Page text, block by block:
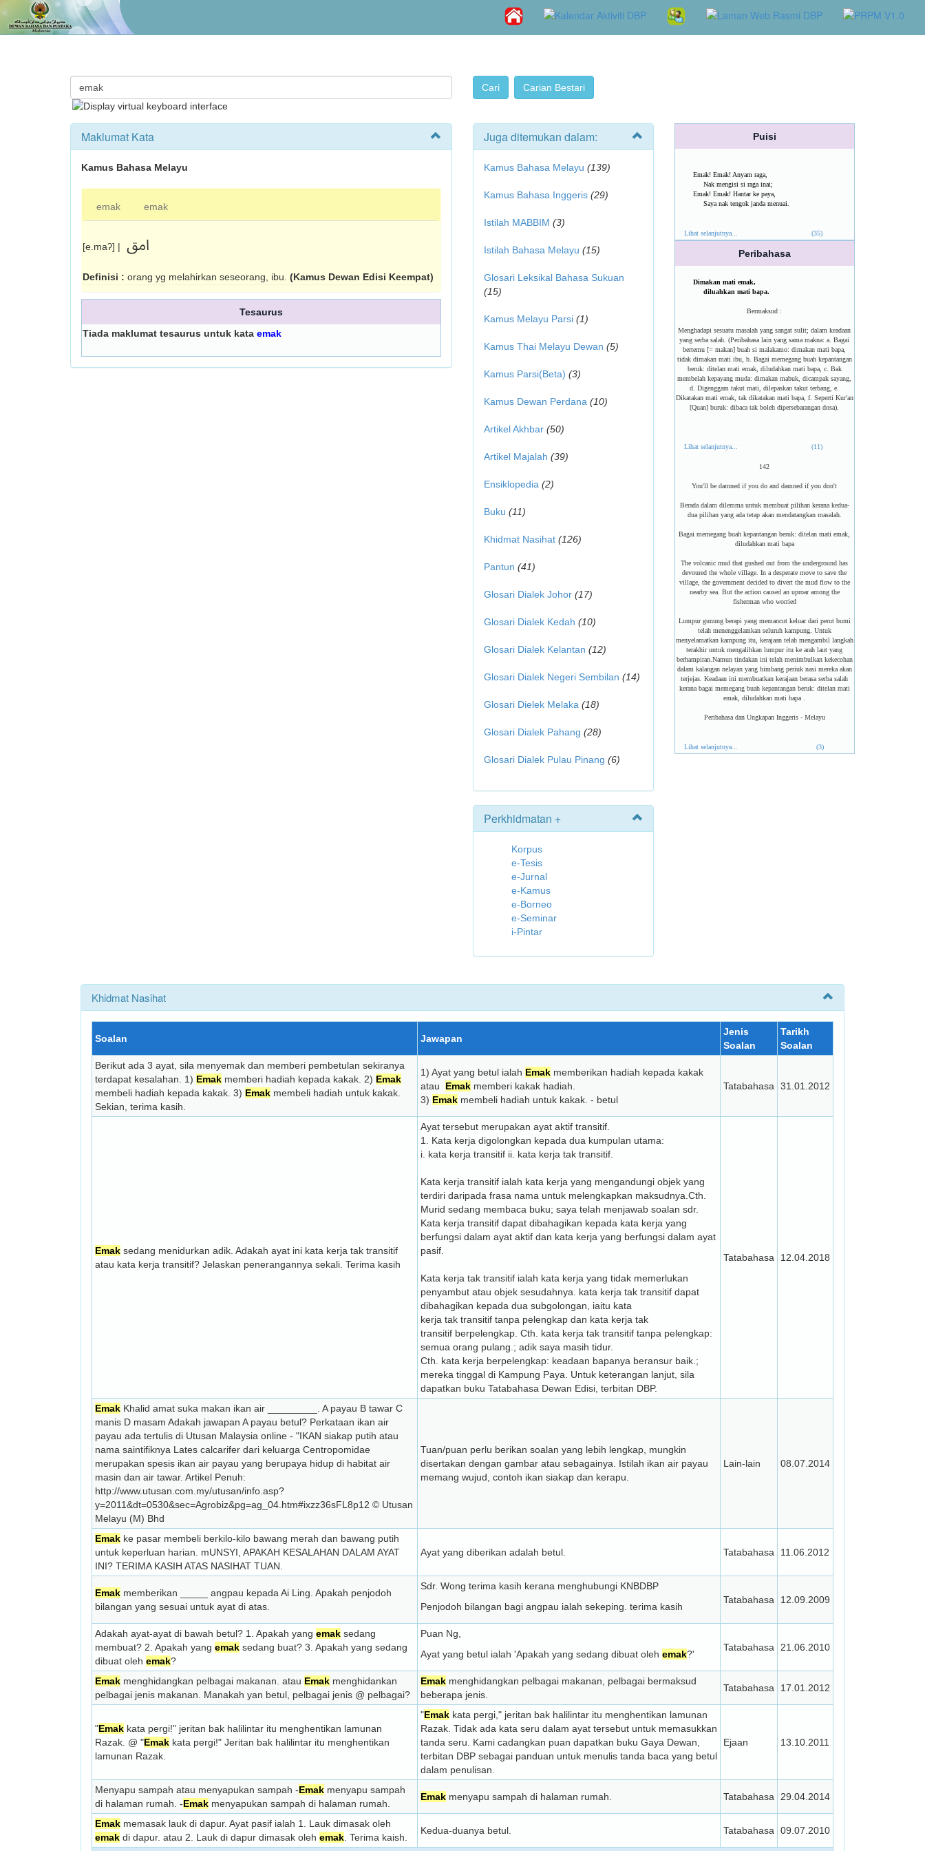
Maklumat Kata
Kamus Bahasa Melayu
emak emak
[e.maʔ] | امق
Definisi : orang yg melahirkan seseorang, ibu. (Kamus Dewan Edisi Keempat)
Tesaurus
Tiada maklumat tesaurus untuk kata emak
Juga ditemukan dalam:
Kamus Bahasa Melayu (139)
Kamus Bahasa Inggeris (29)
Istilah MABBIM (3)
Istilah Bahasa Melayu (15)
Glosari Leksikal Bahasa Sukuan
(15)
Kamus Melayu Parsi (1)
Kamus Thai Melayu Dewan (5)
Kamus Parsi(Beta) (3)
Kamus Dewan Perdana (10)
Artikel Akhbar (50)
Artikel Majalah (39)
Ensiklopedia (2)
Buku (11)
Khidmat Nasihat (126)
Pantun (41)
Glosari Dialek Johor (17)
Glosari Dialek Kedah (10)
Glosari Dialek Kelantan (12)
Glosari Dialek Negeri Sembilan (14)
Glosari Dielek Melaka (18)
Glosari Dialek Pahang (28)
Glosari Dialek Pulau Pinang (6)
Perkhidmatan +
Korpus
e-Tesis
e-Jurnal
e-Kamus
e-Borneo
e-Seminar
i-Pintar
Puisi
Emak! Emak! Anyam raga,
Nak mengisi si raga inai;
Emak! Emak! Hantar ke paya,
Saya nak tengok janda menuai.
Lihat selanjutnya... (35)
Peribahasa
Dimakan mati emak,
diluahkan mati bapa.
Bermaksud :
Menghadapi sesuatu masalah yang sangat sulit; dalam keadaan
yang serba salah. (Peribahasa lain yang sama makna: a. Bagai
bertemu [= makan] buah si malakamo: dimakan mati bapa,
tidak dimakan mati ibu, b. Bagai memegang buah kepantangan
beruk: ditelan mati emak, diludahkan mati bapa, c. Bak
membelah kepayang muda: dimakan mabuk, dicampak sayang,
d. Digenggam takut mati, dilepaskan takut terbang, e.
Dikatakan mati emak, tak dikatakan mati bapa, f. Seperti Kur'an
[Quan] buruk: dibaca tak boleh dipersebarangan dosa).
Lihat selanjutnya... (11)
142
You'll be damned if you do and damned if you don't
Berada dalam dilemma untuk membuat pilihan kerana kedua-
dua pilihan yang ada tetap akan mendatangkan masalah.
Bagai memegang buah kepantangan beruk: ditelan mati emak,
diludahkan mati bapa
The volcanic mud that gushed out from the underground has
devoured the whole village. In a desperate move to save the
village, the government decided to divert the mud flow to the
nearby sea. But the action caused an uproar among the
fisherman who worried
Lumpur gunung berapi yang memancut keluar dari perut bumi
telah menenggelamkan seluruh kampung. Untuk
menyelamatkan kampung itu, kerajaan telah mengambil langkah
terakhir untuk mengalihkan lumpur itu ke arah laut yang
berhampiran.Namun tindakan ini telah menimbulkan kekecohan
dalam kalangan nelayan yang bimbang periuk nasi mereka akan
terjejas. Keadaan ini membuatkan kerajaan berasa serba salah
kerana bagai memegang buah kepantangan beruk: ditelan mati
emak, diludahkan mati bapa .
Peribahasa dan Ungkapan Inggeris - Melayu
Lihat selanjutnya... (3)
Khidmat Nasihat
Soalan Jawapan
Jenis
Soalan
Tarikh
Soalan
Berikut ada 3 ayat, sila menyemak dan memberi pembetulan sekiranya
terdapat kesalahan. 1) Emak memberi hadiah kepada kakak. 2) Emak
membeli hadiah kepada kakak. 3) Emak membeli hadiah untuk kakak.
Sekian, terima kasih.
1) Ayat yang betul ialah Emak memberikan hadiah kepada kakak
atau Emak memberi kakak hadiah.
3) Emak membeli hadiah untuk kakak. - betul
Tatabahasa 31.01.2012
Emak sedang menidurkan adik. Adakah ayat ini kata kerja tak transitif
atau kata kerja transitif? Jelaskan penerangannya sekali. Terima kasih
Ayat tersebut merupakan ayat aktif transitif.
1. Kata kerja digolongkan kepada dua kumpulan utama:
i. kata kerja transitif ii. kata kerja tak transitif.
Kata kerja transitif ialah kata kerja yang mengandungi objek yang
terdiri daripada frasa nama untuk melengkapkan maksudnya.Cth.
Murid sedang membaca buku; saya telah menjawab soalan sdr.
Kata kerja transitif dapat dibahagikan kepada kata kerja yang
berfungsi dalam ayat aktif dan kata kerja yang berfungsi dalam ayat
pasif.
Kata kerja tak transitif ialah kata kerja yang tidak memerlukan
penyambut atau objek sesudahnya. kata kerja tak transitif dapat
dibahagikan kepada dua subgolongan, iaitu kata
kerja tak transitif tanpa pelengkap dan kata kerja tak
transitif berpelengkap. Cth. kata kerja tak transitif tanpa pelengkap:
semua orang pulang.; adik saya masih tidur.
Cth. kata kerja berpelengkap: keadaan bapanya beransur baik.;
mereka tinggal di Kampung Paya. Untuk keterangan lanjut, sila
dapatkan buku Tatabahasa Dewan Edisi, terbitan DBP.
Tatabahasa 12.04.2018
Emak Khalid amat suka makan ikan air _________. A payau B tawar C
manis D masam Adakah jawapan A payau betul? Perkataan ikan air
payau ada tertulis di Utusan Malaysia online - "IKAN siakap putih atau
nama saintifiknya Lates calcarifer dari keluarga Centropomidae
merupakan spesis ikan air payau yang berupaya hidup di habitat air
masin dan air tawar. Artikel Penuh:
http://www.utusan.com.my/utusan/info.asp?
y=2011&dt=0530&sec=Agrobiz&pg=ag_04.htm#ixzz36sFL8p12 © Utusan
Melayu (M) Bhd
Tuan/puan perlu berikan soalan yang lebih lengkap, mungkin
disertakan dengan gambar atau sebagainya. Istilah ikan air payau
memang wujud, contoh ikan siakap dan kerapu.
Lain-lain 08.07.2014
Emak ke pasar membeli berkilo-kilo bawang merah dan bawang putih
untuk keperluan harian. mUNSYI, APAKAH KESALAHAN DALAM AYAT
INI? TERIMA KASIH ATAS NASIHAT TUAN.
Ayat yang diberikan adalah betul. Tatabahasa 11.06.2012
Emak memberikan _____ angpau kepada Ai Ling. Apakah penjodoh
bilangan yang sesuai untuk ayat di atas.
Sdr. Wong terima kasih kerana menghubungi KNBDBP
Penjodoh bilangan bagi angpau ialah sekeping. terima kasih
Tatabahasa 12.09.2009
Adakah ayat-ayat di bawah betul? 1. Apakah yang emak sedang
membuat? 2. Apakah yang emak sedang buat? 3. Apakah yang sedang
dibuat oleh emak?
Puan Ng,
Ayat yang betul ialah 'Apakah yang sedang dibuat oleh emak?'
Tatabahasa 21.06.2010
Emak menghidangkan pelbagai makanan. atau Emak menghidankan
pelbagai jenis makanan. Manakah yan betul, pelbagai jenis @ pelbagai?
Emak menghidangkan pelbagai makanan, pelbagai bermaksud
beberapa jenis.
Tatabahasa 17.01.2012
"Emak kata pergi!" jeritan bak halilintar itu menghentikan lamunan
Razak. @ "Emak kata pergi!" Jeritan bak halilintar itu menghentikan
lamunan Razak.
"Emak kata pergi," jeritan bak halilintar itu menghentikan lamunan
Razak. Tidak ada kata seru dalam ayat tersebut untuk memasukkan
tanda seru. Kami cadangkan puan dapatkan buku Gaya Dewan,
terbitan DBP sebagai panduan untuk menulis tanda baca yang betul
dalam penulisan.
Ejaan 13.10.2011
Menyapu sampah atau menyapukan sampah -Emak menyapu sampah
di halaman rumah. -Emak menyapukan sampah di halaman rumah.
Emak menyapu sampah di halaman rumah. Tatabahasa 29.04.2014
Emak memasak lauk di dapur. Ayat pasif ialah 1. Lauk dimasak oleh
emak di dapur. atau 2. Lauk di dapur dimasak oleh emak . Terima kaish.
Kedua-duanya betul. Tatabahasa 09.07.2010